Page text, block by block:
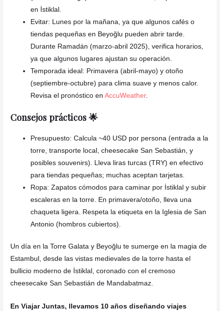
en İstiklal.
Evitar: Lunes por la mañana, ya que algunos cafés o
tiendas pequeñas en Beyoğlu pueden abrir tarde.
Durante Ramadán (marzo-abril 2025), verifica horarios,
ya que algunos lugares ajustan su operación.
Temporada ideal: Primavera (abril-mayo) y otoño
(septiembre-octubre) para clima suave y menos calor.
Revisa el pronóstico en AccuWeather.
Consejos prácticos 🌟
Presupuesto: Calcula ~40 USD por persona (entrada a la
torre, transporte local, cheesecake San Sebastián, y
posibles souvenirs). Lleva liras turcas (TRY) en efectivo
para tiendas pequeñas; muchas aceptan tarjetas.
Ropa: Zapatos cómodos para caminar por İstiklal y subir
escaleras en la torre. En primavera/otoño, lleva una
chaqueta ligera. Respeta la etiqueta en la Iglesia de San
Antonio (hombros cubiertos).
Un día en la Torre Galata y Beyoğlu te sumerge en la magia de
Estambul, desde las vistas medievales de la torre hasta el
bullicio moderno de İstiklal, coronado con el cremoso
cheesecake San Sebastián de Mandabatmaz.
En Viajar Juntas, llevamos 10 años diseñando viajes